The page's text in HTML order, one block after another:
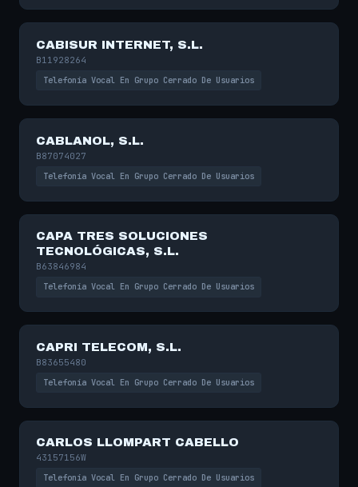
CABISUR INTERNET, S.L.
B11928264
Telefonía Vocal En Grupo Cerrado De Usuarios
CABLANOL, S.L.
B87074027
Telefonía Vocal En Grupo Cerrado De Usuarios
CAPA TRES SOLUCIONES
TECNOLÓGICAS, S.L.
B63846984
Telefonía Vocal En Grupo Cerrado De Usuarios
CAPRI TELECOM, S.L.
B83655480
Telefonía Vocal En Grupo Cerrado De Usuarios
CARLOS LLOMPART CABELLO
43157156W
Telefonía Vocal En Grupo Cerrado De Usuarios